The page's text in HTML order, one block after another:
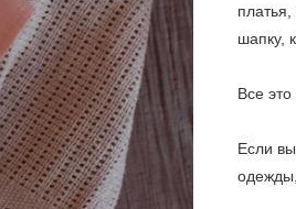
шапку,
Все
Если